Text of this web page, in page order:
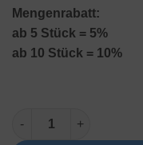
Mengenrabatt:
ab 5 Stück = 5%
ab 10 Stück = 10%
Godex, 300dpi Menge